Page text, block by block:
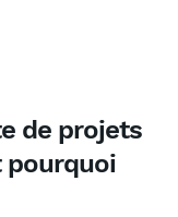
de projets
pourquoi